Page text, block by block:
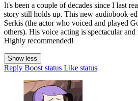
It's been a couple of decades since I last
story still holds up. This new audiobook
Serkis (the actor who voiced and played
others). His voice acting is spectacular
Highly recommended!
Show less
Reply Boost status Like status